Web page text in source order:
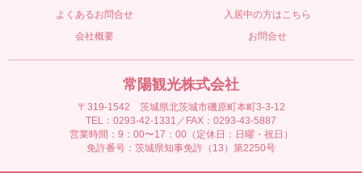
よくあるお問合せ
入居中の方はこちら
会社概要
お問合せ
常陽観光株式会社
〒319-1542 茨城県北茨城市磯原町本町3-3-12
TEL：0293-42-1331／FAX：0293-43-5887
営業時間：9：00〜17：00（定休日：日曜・祝日）
免許番号：茨城県知事免許（13）第2250号